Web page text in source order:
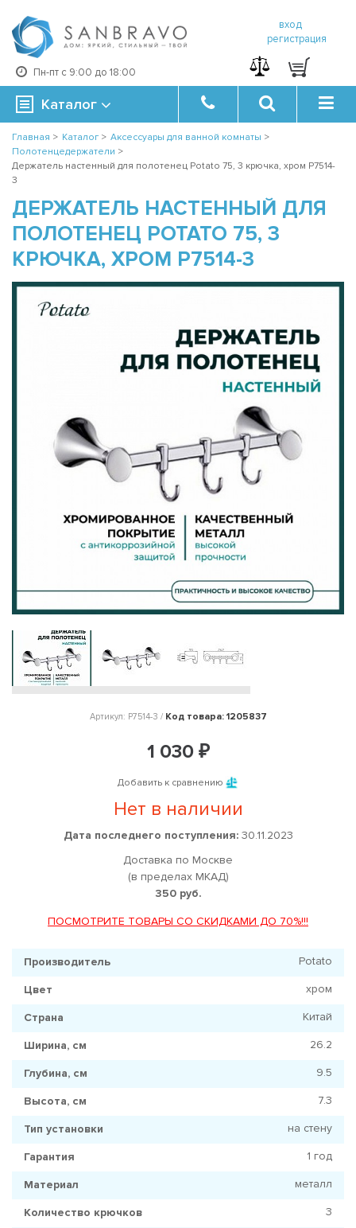
Пн-пт с 9:00 до 18:00
вход
регистрация
Каталог
Главная > Каталог > Аксессуары для ванной комнаты >
Полотенцедержатели >
Держатель настенный для полотенец Potato 75, 3 крючка, хром P7514-
3
ДЕРЖАТЕЛЬ НАСТЕННЫЙ ДЛЯ
ПОЛОТЕНЕЦ POTATO 75, 3
КРЮЧКА, ХРОМ P7514-3
Артикул: P7514-3 / Код товара: 1205837
1 030 ₽
Добавить к сравнению
Нет в наличии
Дата последнего поступления:30.11.2023
Доставка по Москве
(в пределах МКАД)
350 руб.
ПОСМОТРИТЕ ТОВАРЫ СО СКИДКАМИ ДО 70%!!!
Производитель Potato
Цвет хром
Страна Китай
Ширина, см 26.2
Глубина, см 9.5
Высота, см 7.3
Тип установки на стену
Гарантия 1 год
Материал металл
Количество крючков 3